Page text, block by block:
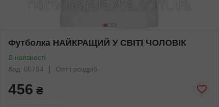
Футболка НАЙКРАЩИЙ У СВІТІ ЧОЛОВІК
В наявності
Код: 00754
Опт і роздріб
456 ₴